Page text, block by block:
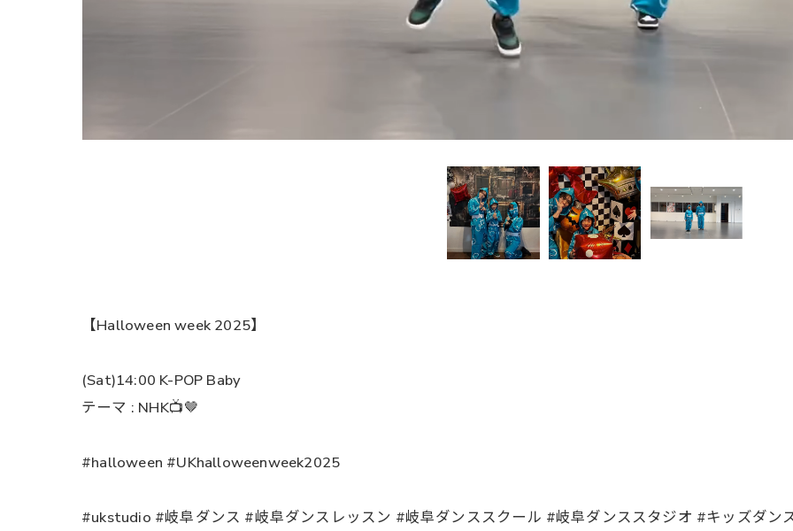
【Halloween week 2025】
(Sat)14:00 K-POP Baby
テーマ : NHK📺🤎
#halloween #UKhalloweenweek2025
#ukstudio #岐阜ダンス #岐阜ダンスレッスン #岐阜ダンススクール #岐阜ダンススタジオ #キッズダン